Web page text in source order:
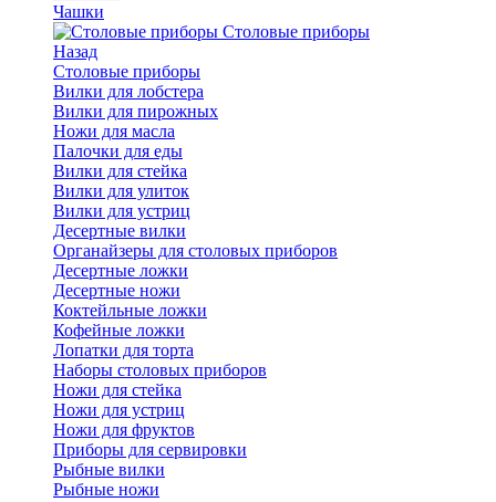
Чашки
Cтоловые приборы
Назад
Cтоловые приборы
Вилки для лобстера
Вилки для пирожных
Ножи для масла
Палочки для еды
Вилки для стейка
Вилки для улиток
Вилки для устриц
Десертные вилки
Органайзеры для столовых приборов
Десертные ложки
Десертные ножи
Коктейльные ложки
Кофейные ложки
Лопатки для торта
Наборы столовых приборов
Ножи для стейка
Ножи для устриц
Ножи для фруктов
Приборы для сервировки
Рыбные вилки
Рыбные ножи